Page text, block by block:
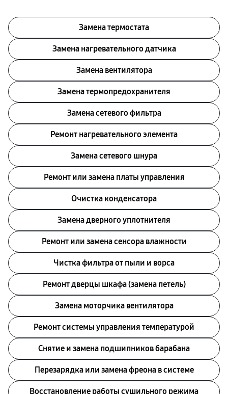
Замена термостата
Замена нагревательного датчика
Замена вентилятора
Замена термопредохранителя
Замена сетевого фильтра
Ремонт нагревательного элемента
Замена сетевого шнура
Ремонт или замена платы управления
Очистка конденсатора
Заменa дверного уплотнителя
Ремонт или замена сенсора влажности
Чистка фильтра от пыли и ворса
Ремонт дверцы шкафа (замена петель)
Замена моторчика вентилятора
Ремонт системы управления температурой
Снятие и замена подшипников барабана
Перезарядка или замена фреона в системе
Восстановление работы сушильного режима